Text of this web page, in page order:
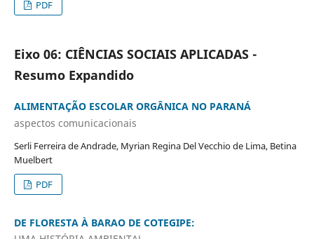
PDF
Eixo 06: CIÊNCIAS SOCIAIS APLICADAS -
Resumo Expandido
ALIMENTAÇÃO ESCOLAR ORGÂNICA NO PARANÁ
aspectos comunicacionais
Serli Ferreira de Andrade, Myrian Regina Del Vecchio de Lima, Betina
Muelbert
PDF
DE FLORESTA À BARAO DE COTEGIPE: